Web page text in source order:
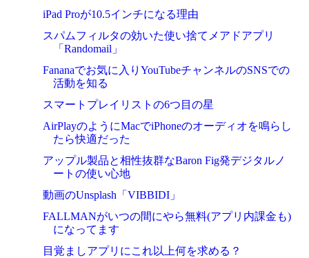
iPad Proが10.5インチになる理由
スパムフィルタの効いた使い捨てメアドアプリ
「Randomail」
Fananaでお気に入りYouTubeチャンネルのSNSでの
活動を知る
スマートプレイリストの6つ目の星
AirPlayのようにMacでiPhoneのオーディオを鳴らし
たら快適だった
アップル製品と相性抜群なBaron Fig発デジタルノ
ートの使い心地
動画のUnsplash「VIBBIDI」
FALLMANがいつの間にやら無料(アプリ内課金も)
になってます
目覚ましアプリにこれ以上何を求める？